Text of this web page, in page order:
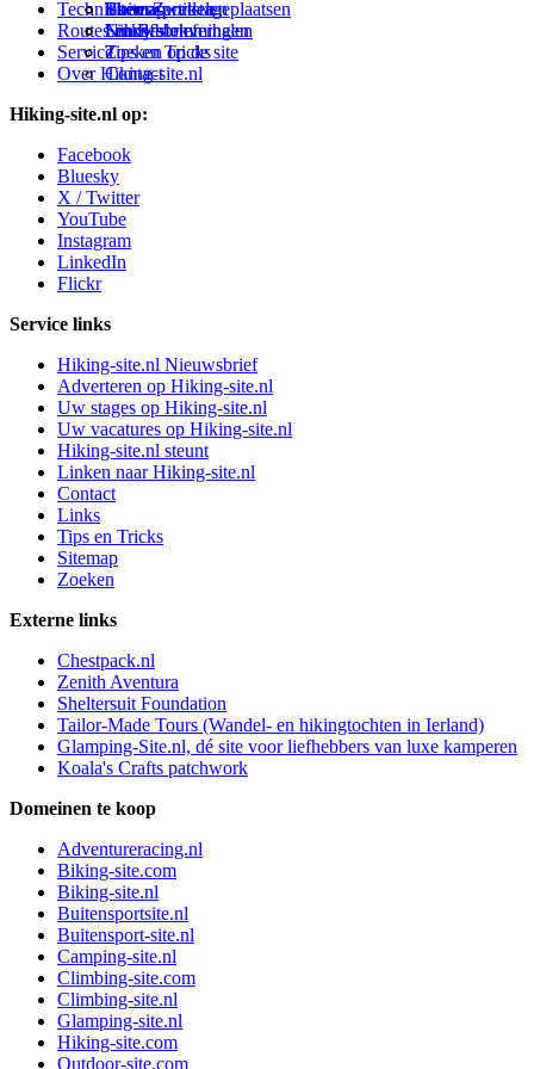
TechniekenThema-artikelen
Routes en Bestemmingen
Zweden
Schrijfblokverhalen
Service
Buitensportstageplaatsen
Links
Tips en Tricks
Over Hiking-site.nl
Sitemap
Nieuwsbrief
Zoeken op de site
Contact
Hiking-site.nl op:
Facebook
Bluesky
X / Twitter
YouTube
Instagram
LinkedIn
Flickr
Service links
Hiking-site.nl Nieuwsbrief
Adverteren op Hiking-site.nl
Uw stages op Hiking-site.nl
Uw vacatures op Hiking-site.nl
Hiking-site.nl steunt
Linken naar Hiking-site.nl
Contact
Links
Tips en Tricks
Sitemap
Zoeken
Externe links
Chestpack.nl
Zenith Aventura
Sheltersuit Foundation
Tailor-Made Tours (Wandel- en hikingtochten in Ierland)
Glamping-Site.nl, dé site voor liefhebbers van luxe kamperen
Koala's Crafts patchwork
Domeinen te koop
Adventureracing.nl
Biking-site.com
Biking-site.nl
Buitensportsite.nl
Buitensport-site.nl
Camping-site.nl
Climbing-site.com
Climbing-site.nl
Glamping-site.nl
Hiking-site.com
Outdoor-site.com